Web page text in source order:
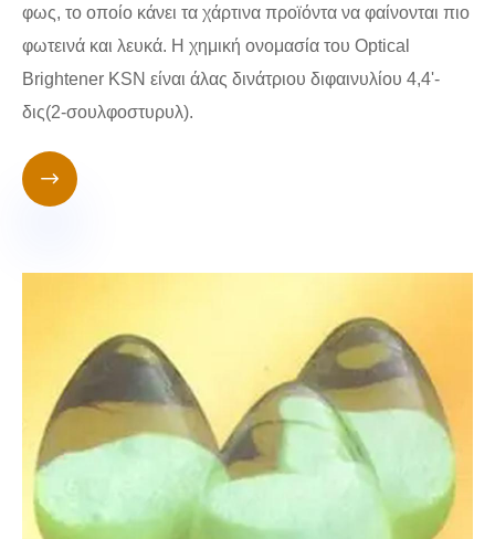
φως, το οποίο κάνει τα χάρτινα προϊόντα να φαίνονται πιο
φωτεινά και λευκά. Η χημική ονομασία του Optical
Brightener KSN είναι άλας δινάτριου διφαινυλίου 4,4'-
δις(2-σουλφοστυρυλ).
